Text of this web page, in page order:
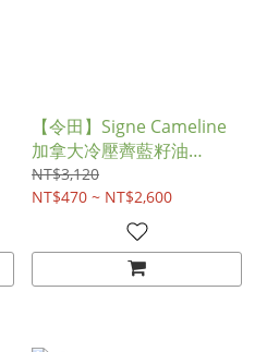
【令田】Signe Cameline
加拿大冷壓薺藍籽油
(250ml)
NT$3,120
NT$470 ~ NT$2,600